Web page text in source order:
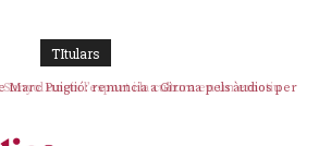
TItulars
Marc Puigtió: renuncia a Girona pels àudios però